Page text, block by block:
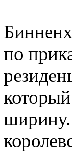
по
ширину.